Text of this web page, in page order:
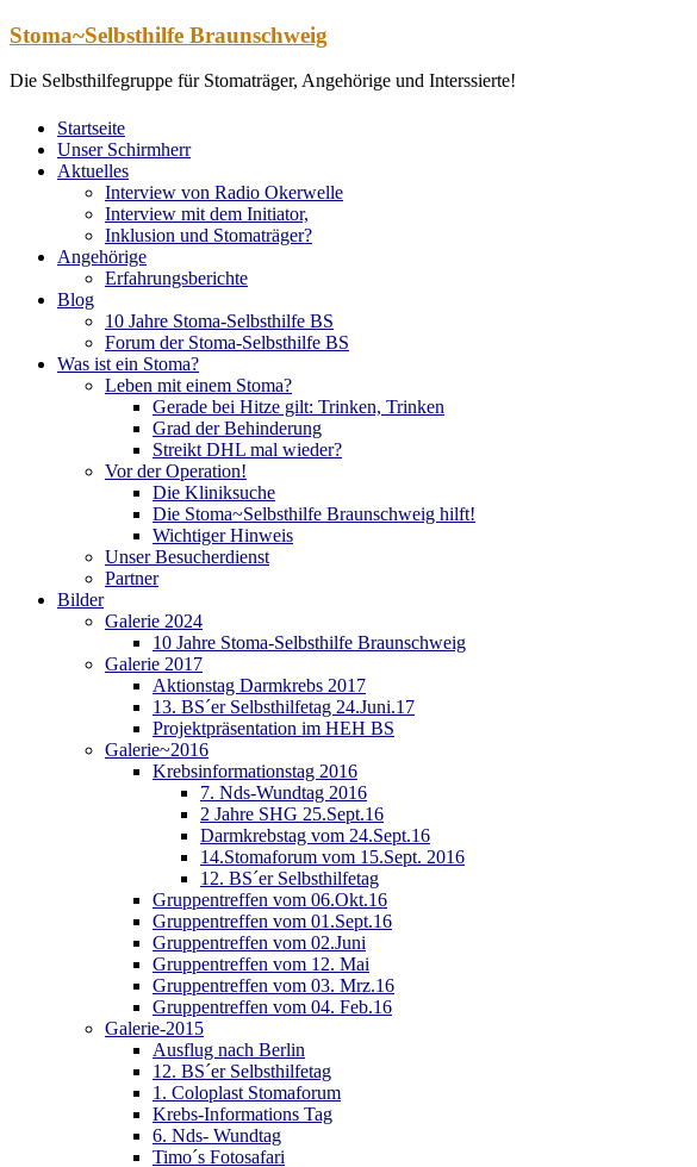
Zum
springen
Stoma~Selbsthilfe Braunschweig
Die Selbsthilfegruppe für Stomaträger, Angehörige und Interssierte!
Startseite
Unser Schirmherr
Aktuelles
Interview von Radio Okerwelle
Interview mit dem Initiator,
Inklusion und Stomaträger?
Angehörige
Erfahrungsberichte
Blog
10 Jahre Stoma-Selbsthilfe BS
Forum der Stoma-Selbsthilfe BS
Was ist ein Stoma?
Leben mit einem Stoma?
Gerade bei Hitze gilt: Trinken, Trinken
Grad der Behinderung
Streikt DHL mal wieder?
Vor der Operation!
Die Kliniksuche
Die Stoma~Selbsthilfe Braunschweig hilft!
Wichtiger Hinweis
Unser Besucherdienst
Partner
Bilder
Galerie 2024
10 Jahre Stoma-Selbsthilfe Braunschweig
Galerie 2017
Aktionstag Darmkrebs 2017
13. BS´er Selbsthilfetag 24.Juni.17
Projektpräsentation im HEH BS
Galerie~2016
Krebsinformationstag 2016
7. Nds-Wundtag 2016
2 Jahre SHG 25.Sept.16
Darmkrebstag vom 24.Sept.16
14.Stomaforum vom 15.Sept. 2016
12. BS´er Selbsthilfetag
Gruppentreffen vom 06.Okt.16
Gruppentreffen vom 01.Sept.16
Gruppentreffen vom 02.Juni
Gruppentreffen vom 12. Mai
Gruppentreffen vom 03. Mrz.16
Gruppentreffen vom 04. Feb.16
Galerie-2015
Ausflug nach Berlin
12. BS´er Selbsthilfetag
1. Coloplast Stomaforum
Krebs-Informations Tag
6. Nds- Wundtag
Timo´s Fotosafari